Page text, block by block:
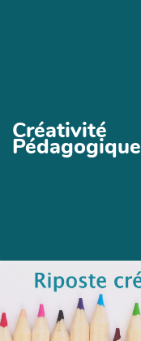
Créativité
Pédagogique